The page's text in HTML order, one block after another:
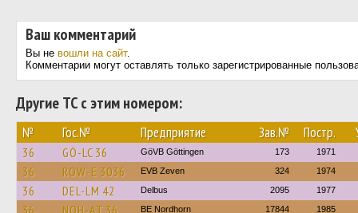
Ваш комментарий
Вы не вошли на сайт.
Комментарии могут оставлять только зарегистрированные
Другие ТС с этим номером:
№ Гос.№ Предприятие Зав.№ Постр.
36 GÖ-LC 36 GöVB Göttingen 173 1971
36 ROW-E 3036 EVB Zeven 324 1974
36 DEL-LM 42 Delbus 2095 1977
36 NOH-AT 36 BE Nordhorn 17844 1985